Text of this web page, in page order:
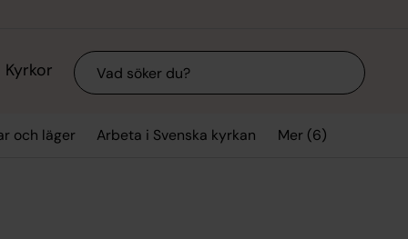
Kyrkor Sök
och läger Arbeta i Svenska kyrkan Mer (6)